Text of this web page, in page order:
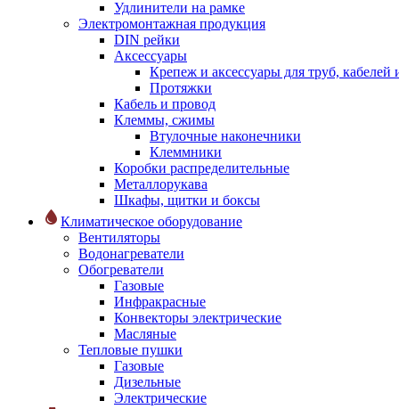
Удлинители на рамке
Электромонтажная продукция
DIN рейки
Аксессуары
Крепеж и аксессуары для труб, кабелей
Протяжки
Кабель и провод
Клеммы, сжимы
Втулочные наконечники
Клеммники
Коробки распределительные
Металлорукава
Шкафы, щитки и боксы
Климатическое оборудование
Вентиляторы
Водонагреватели
Обогреватели
Газовые
Инфракрасные
Конвекторы электрические
Масляные
Тепловые пушки
Газовые
Дизельные
Электрические